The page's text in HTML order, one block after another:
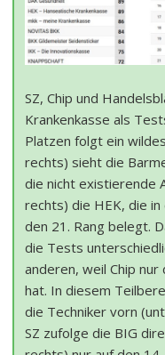
SZ, Chip und
Krankenkasse als
Platzen folgt ein
rechts) sieht die
die nicht existierende
rechts) die HEK, die
den 21. Rang belegt.
die Tests
anderen, weil Chip
hat. In diesem
die Techniker vorn
SZ zufolge die BIG